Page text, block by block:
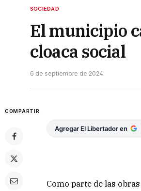
SOCIEDAD
El municipio
cloaca social
6 de septiembre de 2024
COMPARTIR
Agregar El Libertador en
Como parte de las